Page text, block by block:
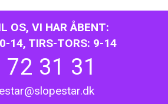
OS, VI HAR ÅBENT:
14, TIRS-TORS: 9-14
72 31 31